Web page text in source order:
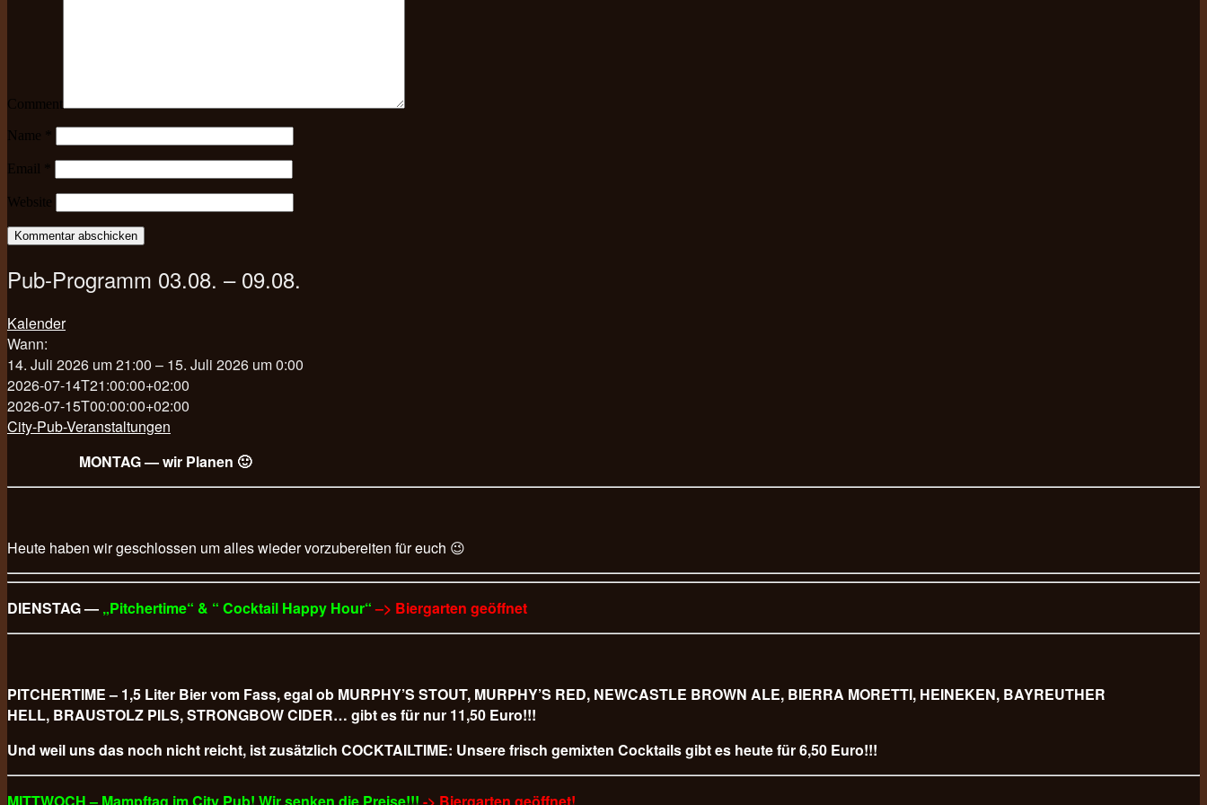
Comment
Name
Email
Website
Pub-Programm 03.08. – 09.08.
Kalender
Wann:
14. Juli 2026 um 21:00 – 15. Juli 2026 um 0:00
2026-07-14T21:00:00+02:00
2026-07-15T00:00:00+02:00
City-Pub-Veranstaltungen
MONTAG — wir Planen 🙂
Heute haben wir geschlossen um alles wieder vorzubereiten für euch 😉
DIENSTAG — „Pitchertime“ & “ Cocktail Happy Hour“–> Biergarten geöffnet
PITCHERTIME – 1,5 Liter Bier vom Fass, egal ob MURPHY’S STOUT, MURPHY’S RED, NEWCASTLE BROWN ALE, BIERRA MORETTI, HEINEKEN, BAYREUTHER
HELL, BRAUSTOLZ PILS, STRONGBOW CIDER… gibt es für nur 11,50 Euro!!!
Und weil uns das noch nicht reicht, ist zusätzlich COCKTAILTIME: Unsere frisch gemixten Cocktails gibt es heute für 6,50 Euro!!!